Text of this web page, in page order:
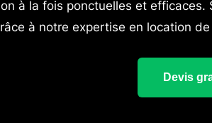
à la fois ponctuelles et
à notre expertise en location
Devis